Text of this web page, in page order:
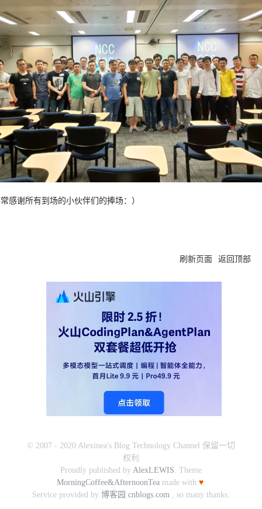
感谢所有到场的小伙伴们的捧场：）
刷新页面 返回顶部
© 2007 - 2020 Alexinea's Blog Technology Channel 保留一切
权利
Proudly published by AlexLEWIS. Theme
MorningCoffee&AfternoonTeamade with ♥.
Service provided by 博客园 cnblogs.com , so many thanks.